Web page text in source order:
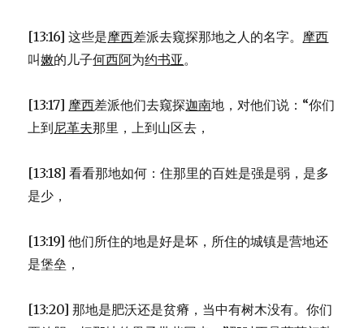
[13:16] 这些是摩西差派去窥探那地之人的名字。 摩西
叫嫩的儿子何西阿为约书亚。
[13:17] 摩西差派他们去窥探迦南地，对他们说：“你们
上到尼革夫那里，上到山区去，
[13:18] 看看那地如何：住那里的百姓是强是弱，是多
是少，
[13:19] 他们所住的地是好是坏，所住的城镇是营地还
是堡垒，
[13:20] 那地是肥沃还是贫瘠，当中有树木没有。你们